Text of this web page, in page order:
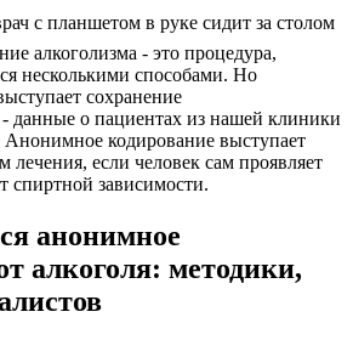
алкоголизма - это процедура,
несколькими способами. Но
сохранение
данные о пациентах из нашей клиники
Анонимное кодирование выступает
если человек сам проявляет
спиртной зависимости.
анонимное
алкоголя: методики,